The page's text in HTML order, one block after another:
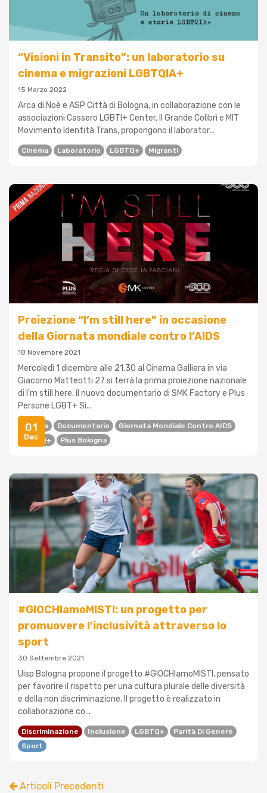
“Visioni in Transito”: un laboratorio su
cinema e migrazioni LGBTQIA+
15 Marzo 2022
Arca di Noè e ASP Città di Bologna, in collaborazione con le
associazioni Cassero LGBTI+ Center, Il Grande Colibrì e MIT
Movimento Identità Trans, propongono il laborator...
Cinema Laboratorio LGBTQ+ Migranti
01
Dec
Proiezione “I’m still here” in occasione
della Giornata mondiale contro l’AIDS
18 Novembre 2021
Mercoledì 1 dicembre alle 21.30 al Cinema Galliera in via
Giacomo Matteotti 27 si terrà la prima proiezione nazionale
di I'm still here, il nuovo documentario di SMK Factory e Plus
Persone LGBT+ Si...
Cinema Documentario
Giornata Mondiale Contro AIDS
LGBTQ+
Plus Bologna
#GIOCHIamoMISTI: un progetto per
promuovere l’inclusività attraverso lo
sport
30 Settembre 2021
Uisp Bologna propone il progetto #GIOCHIamoMISTI, pensato
per favorire il rispetto per una cultura plurale delle diversità
e della non discriminazione. Il progetto è realizzato in
collaborazione co...
Discriminazione Inclusione LGBTQ+
Parità Di Genere
Sport
Articoli Precedenti